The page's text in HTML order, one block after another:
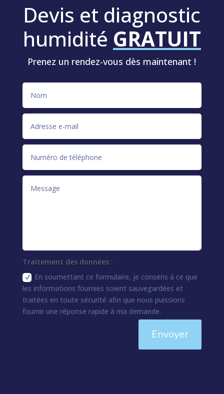
Devis et diagnostic
humidité GRATUIT
Prenez un rendez-vous dès maintenant !
Traitement des données :
En soumettant ce formulaire, je consens à ce que
les informations fournies soient sauvegardées et
traitées en toute sécurité afin que nous puissions
fournir une réponse rapide à ma demande.
Envoyer